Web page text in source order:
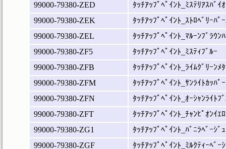
99000-79380-ZED
ﾀｯﾁｱｯﾌﾟﾍﾟｲﾝﾄ_ﾐｽﾃﾘｱｽﾊﾞｲ
99000-79380-ZEK
ﾀｯﾁｱｯﾌﾟﾍﾟｲﾝﾄ_ｽﾄﾛﾍﾞﾘｰﾊﾟ
99000-79380-ZEL
ﾀｯﾁｱｯﾌﾟﾍﾟｲﾝﾄ_ﾏﾙｰﾝﾌﾞﾗｳﾝ
99000-79380-ZF5
ﾀｯﾁｱｯﾌﾟﾍﾟｲﾝﾄ_ﾐｽﾃｨﾌﾞﾙｰ
99000-79380-ZFB
ﾀｯﾁｱｯﾌﾟﾍﾟｲﾝﾄ_ﾗｲﾑｸﾞﾘｰﾝﾒ
99000-79380-ZFM
ﾀｯﾁｱｯﾌﾟﾍﾟｲﾝﾄ_ｻﾝﾗｲﾄｶｯﾊﾟ
99000-79380-ZFN
ﾀｯﾁｱｯﾌﾟﾍﾟｲﾝﾄ_ｵｰｼｬﾝﾗｲﾄﾌ
99000-79380-ZFT
ﾀｯﾁｱｯﾌﾟﾍﾟｲﾝﾄ_ﾁｬﾝﾋﾟｵﾝｲｴ
99000-79380-ZG1
ﾀｯﾁｱｯﾌﾟﾍﾟｲﾝﾄ_ﾊﾞﾆﾗﾍﾞｰｼﾞｭ
99000-79380-ZGF
ﾀｯﾁｱｯﾌﾟﾍﾟｲﾝﾄ_ﾐﾙｸﾃｨｰﾍﾞｰ